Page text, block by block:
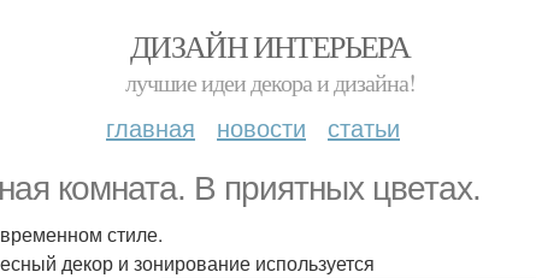
ДИЗАЙН ИНТЕРЬЕРА
лучшие идеи декора и дизайна!
главная новости статьи
комната. В приятных цветах.
стиле.
декор и зонирование используется